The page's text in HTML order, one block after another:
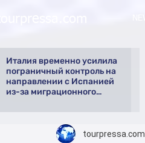
Италия временно усилила
пограничный контроль на
направлении с Испанией
из-за миграционного
tourpressa.com